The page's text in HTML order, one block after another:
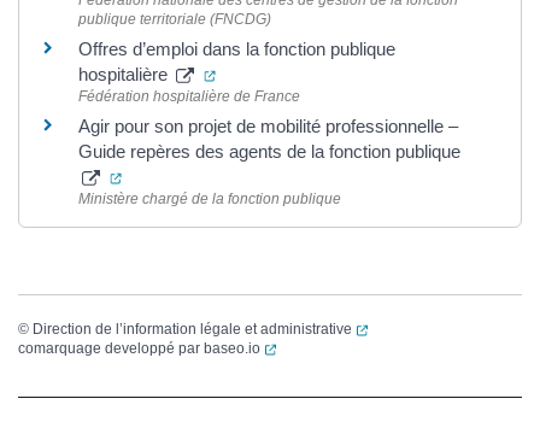
publique territoriale (FNCDG)
Offres d’emploi dans la fonction publique
hospitalière
(ouverture dans un nouvel onglet)
Fédération hospitalière de France
Agir pour son projet de mobilité professionnelle –
Guide repères des agents de la fonction publique
(ouverture dans un nouvel onglet)
Ministère chargé de la fonction publique
© Direction de l’information légale et administrative
(ouverture dans un
comarquage developpé par baseo.io (ouverture dans un nouvel onglet)